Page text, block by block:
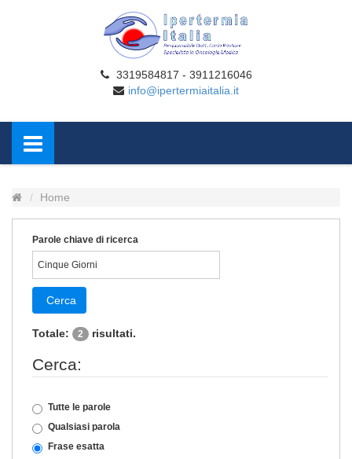
3319584817 - 3911216046
info@ipertermiaitalia.it
Home
Parole chiave di ricerca
Cerca
Totale: 2 risultati.
Cerca:
Tutte le parole
Qualsiasi parola
Frase esatta